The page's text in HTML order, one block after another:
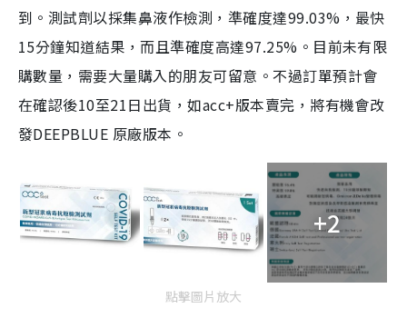
到。測試劑以採集鼻液作檢測，準確度達99.03%，最快
15分鐘知道結果，而且準確度高達97.25%。目前未有限
購數量，需要大量購入的朋友可留意。不過訂單預計會
在確認後10至21日出貨，如acc+版本賣完，將有機會改
發DEEPBLUE 原廠版本。
+2
點擊圖片放大